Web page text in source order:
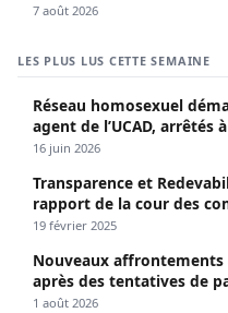
7 août 2026
LES PLUS LUS CETTE SEMAINE
Réseau homosexuel
agent de l’UCAD, arrêtés
propagé le VIH depuis 2018
16 juin 2026
Transparence et
rapport de la cour des
19 février 2025
Nouveaux
après des tentatives de
1 août 2026